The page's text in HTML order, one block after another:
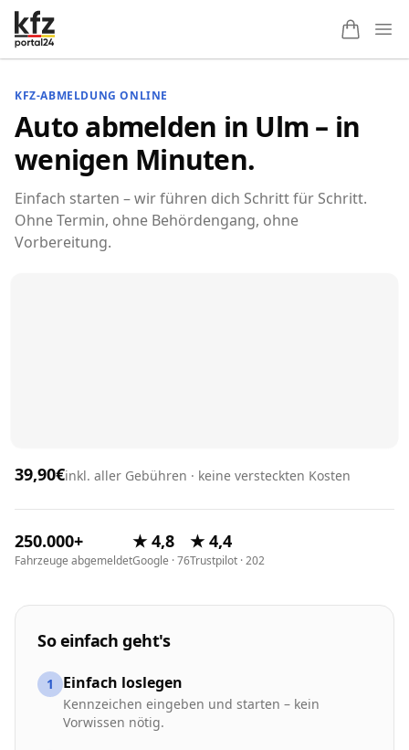
KFZ-ABMELDUNG ONLINE
Auto abmelden in Ulm – in
wenigen Minuten.
Einfach starten – wir führen dich Schritt für Schritt.
Ohne Termin, ohne Behördengang, ohne
Vorbereitung.
39,90€inkl. aller Gebühren · keine versteckten Kosten
250.000+
Fahrzeuge abgemeldet
★ 4,8
Google · 76
★ 4,4
Trustpilot · 202
So einfach geht's
1 Einfach loslegen
Kennzeichen eingeben und starten – kein
Vorwissen nötig.